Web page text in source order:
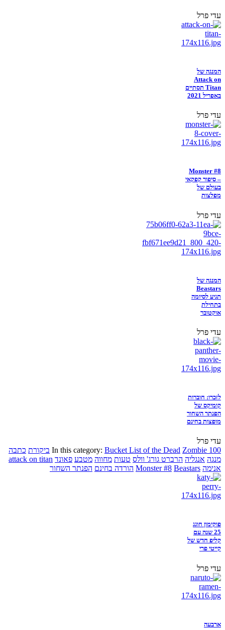
עדי פרל
המנגה של
Attack on
Titan תסתיים
באפריל 2021
עדי פרל
Monster #8
– סיפור קפקאי
בעולם של
מפלצות
עדי פרל
המנגה של
Beastars
תגיע לסיומה
בתחילת
אוקטובר
עדי פרל
לזכרו: חוברות
קומיקס של
הפנתר השחור
מופצות בחינם
עדי פרל
In this category: Bucket List of the Dead Zombie 100 ביקורת כתבה
מנגה אנגליה הרברט גורג' וולס טעות מחווה מטבע פאונד attack on titan
אנימה
Monster #8 Beastars הורדה בחינם הפנתר השחור
פוקימון חוגג
25 שנה עם
קליפ חדש של
קייטי פרי
עדי פרל
ארבעה